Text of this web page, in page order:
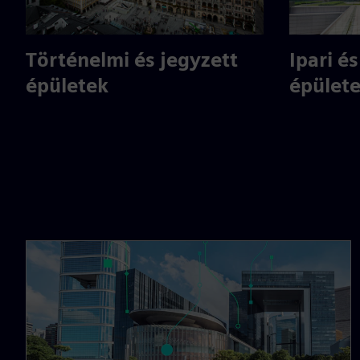
Történelmi és jegyzett
épületek
Ipari